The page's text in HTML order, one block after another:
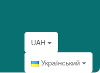
UAH
Український